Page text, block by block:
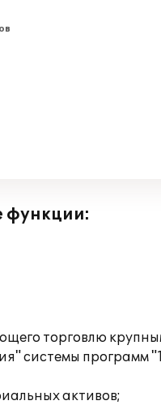
функции:
торговлю
системы программ
активов;